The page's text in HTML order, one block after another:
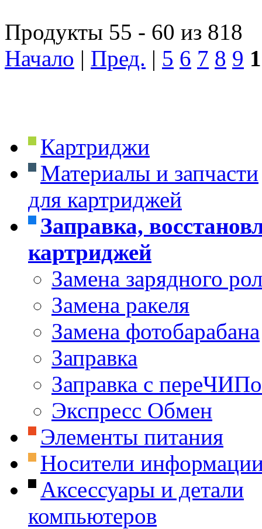
Продукты 55 - 60 из 818
Начало | Пред. | 5 6 7 8 9
Картриджи
Материалы и запчасти
для картриджей
Заправка,
картриджей
Замена зарядного
Замена ракеля
Замена фотобарабана
Заправка
Заправка с
Экспресс Обмен
Элементы питания
Носители
Аксессуары и детали
компьютеров